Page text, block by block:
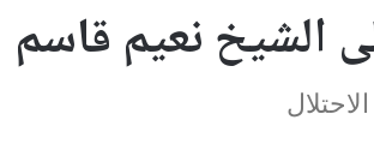
الشيخ نعيم قاسم